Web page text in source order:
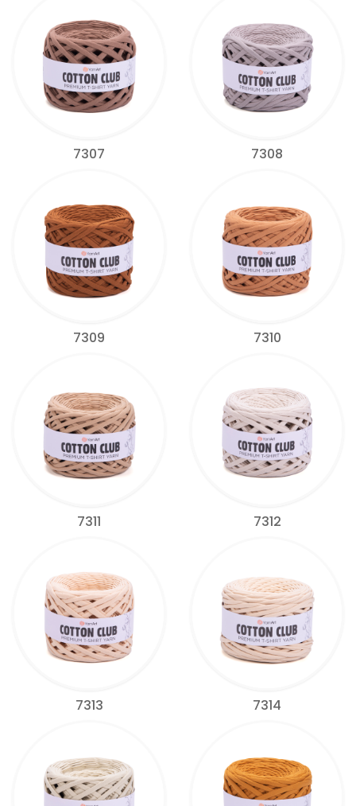
7307 7308
7309 7310
7311 7312
7313 7314